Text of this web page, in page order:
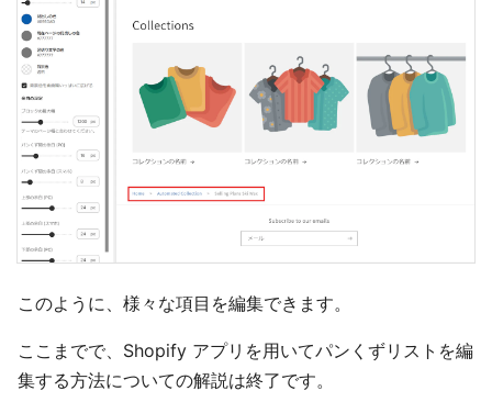
このように、様々な項目を編集できます。
ここまでで、Shopify アプリを用いてパンくずリストを編
集する方法についての解説は終了です。